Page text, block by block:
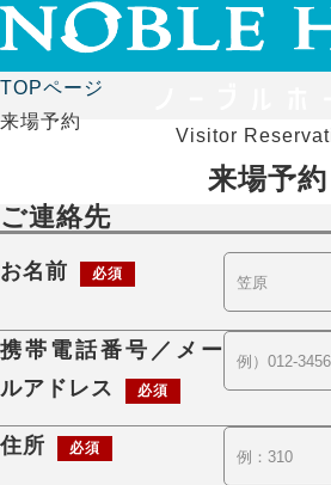
TOPページ
来場予約
Visitor
来場予約
ご連絡先
お名前 必須
携帯電話番号／メー
ルアドレス
必須
住所 必須